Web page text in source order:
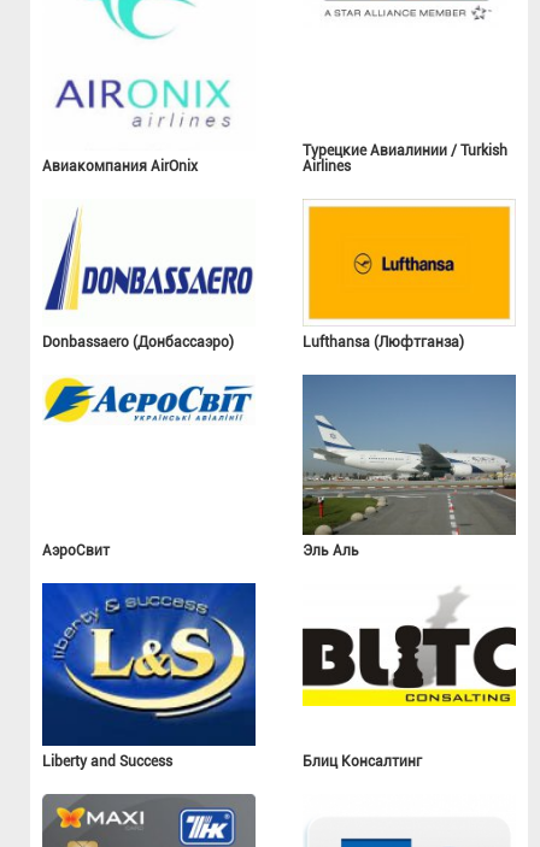
Авиакомпания AirOnix
Турецкие Авиалинии / Turkish
Airlines
Donbassaero (Донбассаэро) Lufthansa (Люфтганза)
АэроСвит Эль Аль
Liberty and Success Блиц Консалтинг